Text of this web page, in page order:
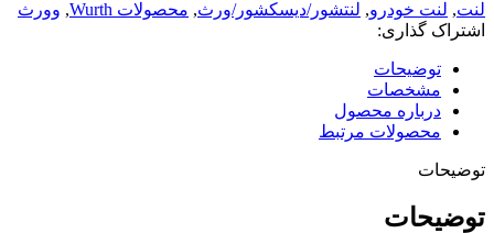
لنت, لنت خودرو, لنتشور/دیسکشور/ورث, محصولات Wurth , وورث
اشتراک گذاری:
توضیحات
مشخصات
درباره محصول
محصولات مرتبط
توضیحات
توضیحات